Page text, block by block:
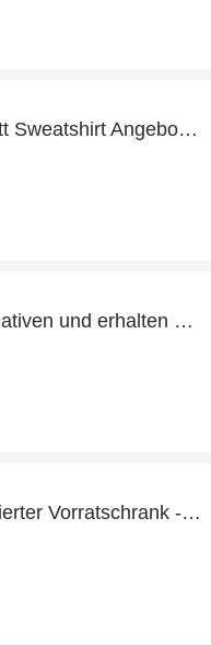
Lässig Meer Weit V-Ausschnitt Sweatshirt Angebot - bis zu 8% Rabatt
Kaufen Sie Wurst- & Ei-Alternativen und erhalten Sie bis zu 43% Rabatt
Sonderrabatt für Pflanzenbasierter Vorratschrank - bis zu 50% Rabatt